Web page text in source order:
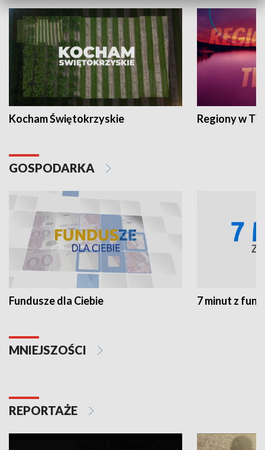
Kocham Świętokrzyskie Regiony w
GOSPODARKA
Fundusze dla Ciebie 7 minut z
MNIEJSZOŚCI
REPORTAŻE